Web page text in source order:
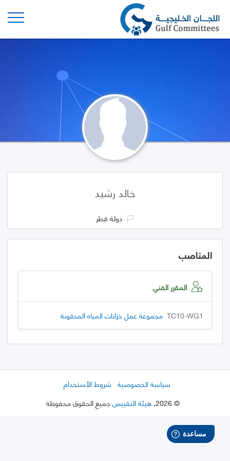
خالد رشيد
دولة قطر
المناصب
المقرر الفني
TC10-WG1 مجموعة عمل خزانات المياه المدفونة
سياسة الخصوصية شروط الأستخدام
©
2026
, هيئة التقييس جميع الحقوق محفوظة